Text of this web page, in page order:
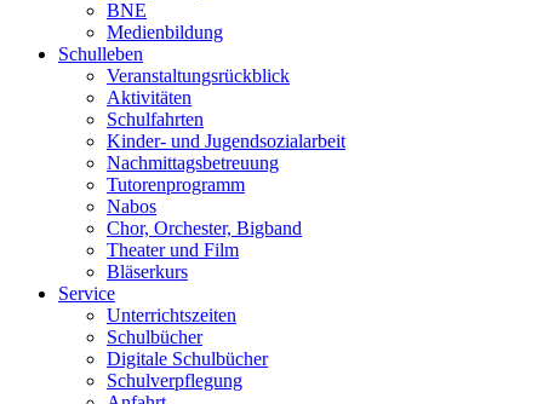
BNE
Medienbildung
Schulleben
Veranstaltungsrückblick
Aktivitäten
Schulfahrten
Kinder- und Jugendsozialarbeit
Nachmittagsbetreuung
Tutorenprogramm
Nabos
Chor, Orchester, Bigband
Theater und Film
Bläserkurs
Service
Unterrichtszeiten
Schulbücher
Digitale Schulbücher
Schulverpflegung